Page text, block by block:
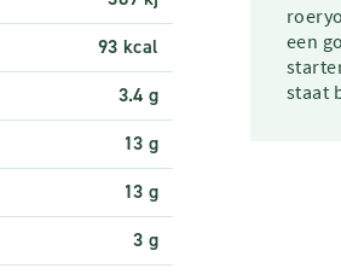
93 kcal
3.4 g
13 g
13 g
3 g
een
staat